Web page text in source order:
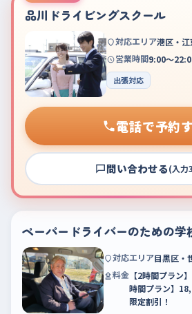
品川ドライビングスクール
対応エリア港区・
営業時間9:00～
出張対応
電話で予約
問い合わせる(入力
ペーパードライバーのための学
対応エリア目黒区・
料金 【2時間プラン
時間プラン】
限定割引！